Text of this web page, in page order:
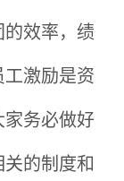
的效率，绩
激励是资
务必做好
的制度和